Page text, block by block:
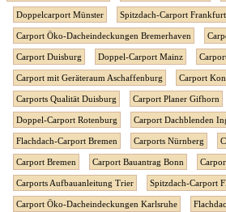
Doppelcarport Münster Spitzdach-Carport Frankfurt
Carport Öko-Dacheindeckungen Bremerhaven
Carport Duisburg Doppel-Carport Mainz
Carport mit Geräteraum Aschaffenburg Carport
Carports Qualität Duisburg Carport Planer Gifhorn
Doppel-Carport Rotenburg Carport Dachblenden
Flachdach-Carport Bremen Carports Nürnberg
Carport Bremen Carport Bauantrag Bonn
Carports Aufbauanleitung Trier Spitzdach-Carport
Carport Öko-Dacheindeckungen Karlsruhe